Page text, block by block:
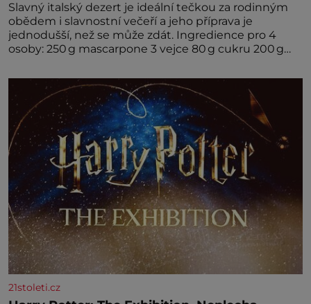
Slavný italský dezert je ideální tečkou za rodinným
obědem i slavnostní večeří a jeho příprava je
jednodušší, než se může zdát. Ingredience pro 4
osoby: 250 g mascarpone 3 vejce 80 g cukru 200 g
amaretta kakao na posypání Postup: Oddělte
žloutky od bílků. Žloutky vyšlehejte s cukrem do
světlé pěny a postupně do nich vmíchejte
mascarpone, aby vznikl hladký
21stoleti.cz